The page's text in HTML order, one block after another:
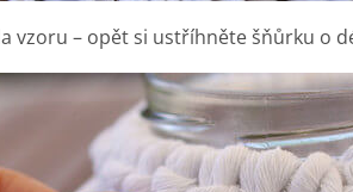
vzoru – opět si ustříhněte šňůrku o